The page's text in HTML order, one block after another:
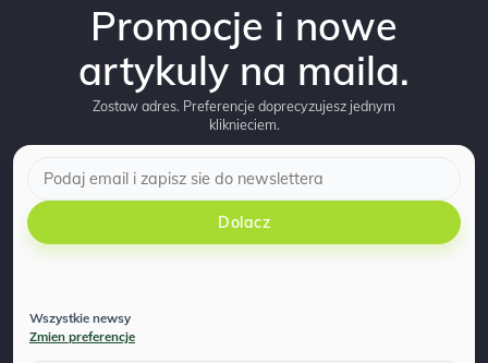
Promocje i nowe
artykuly na maila.
Zostaw adres. Preferencje doprecyzujesz jednym
kliknieciem.
Dolacz
Wszystkie newsy
Zmien preferencje